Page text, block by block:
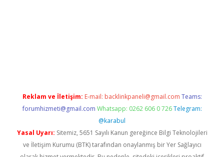
Reklam ve İletişim: E-mail: backlinkpaneli@gmail.com Teams:
forumhizmeti@gmail.com Whatsapp: 0262 606 0 726 Telegram:
@karabul
Yasal Uyarı: Sitemiz, 5651 Sayılı Kanun gereğince Bilgi Teknolojileri
ve İletişim Kurumu (BTK) tarafından onaylanmış bir Yer Sağlayıcı